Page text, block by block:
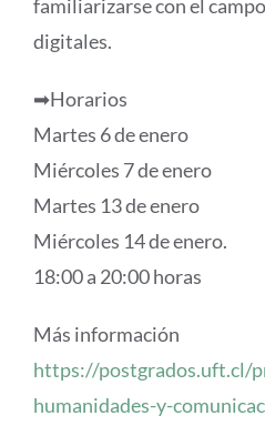
familiarizarse con el
digitales.
➡Horarios
Martes 6 de enero
Miércoles 7 de enero
Martes 13 de enero
Miércoles 14 de enero.
18:00 a 20:00 horas
Más información
https://postgrados.uft.cl/
humanidades-y-